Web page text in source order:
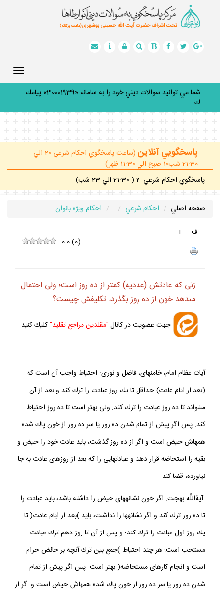
شما مي توانيد سوالات ديني خود را به سامانه «30001939» پيامك
كنيد.
پاسخگويي آنلاين
(ساعت پاسخگوي احكام شرعي 20 الي
21:30 شب10 صبح الي 11:30 ظهر)
پاسخگوي احكام شرعي -2 ( 21:30 الي 23 شب)
صفحه اصلي احكام شرعي
احكام ويژه بانوان
ف
+
-
0.0(0)
زنى كه عادتش (عدديه) كمتر از ده روز است؛ ولى احتمال
مى‏دهد خون از ده روز بگذرد، تكليفش چيست؟
جهت عضويت در كانال "مقلدين مراجع تقليد"كليك كنيد
آيات عظام امام، خامنه‏اى، فاضل و نورى: احتياط واجب آن است كه
(بعد از ايام عادت) حداقل تا يك روز عبادت را ترك كند و بعد از آن
مى‏تواند تا ده روز عبادت را ترك كند. ولى بهتر است تا ده روز احتياط
كند. پس اگر پيش از تمام شدن ده روز يا سر ده روز از خون پاك شده
همه‏اش حيض است و اگر از ده روز گذشت، بايد عادت خود را حيض و
بقيه را استحاضه قرار دهد و عبادت‏هايى را كه بعد از روزهاى عادت به جا
نياورده، قضا كند.
آيةاللَّه بهجت: اگر خون نشانه‏هاى حيض را داشته باشد، بايد عبادت را
تا ده روز ترك كند و اگر نشانه‏ها را نداشت، بايد )بعد از ايام عادت( تا
يك روز اول عبادت را ترك كند؛ و پس از آن تا روز دهم ترك عبادت
مستحب است؛ هر چند احتياط )جمع بين ترك آنچه بر حائض حرام
است و انجام كارهاى مستحاضه( بهتر است. پس اگر پيش از تمام
شدن ده روز يا سر ده روز از خون پاك شده همه‏اش حيض است و اگر از